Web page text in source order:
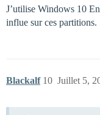
J’utilise Windows 10
influe sur ces partitions.
Blackalf Juillet 5,
10